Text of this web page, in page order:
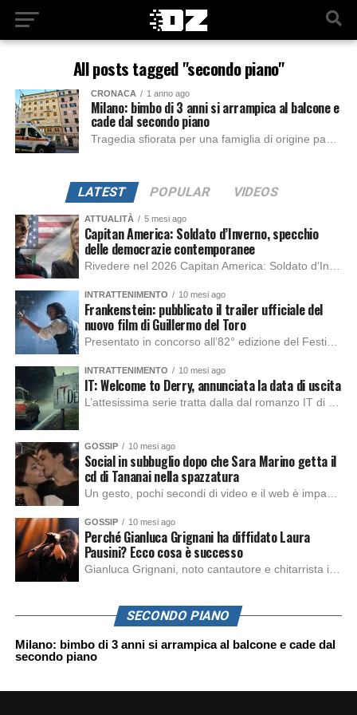
All posts tagged "secondo piano"
CRONACA 1 anno ago
Milano: bimbo di 3 anni si arrampica al balcone e
cade dal secondo piano
LATEST POPULAR VIDEOS
ATTUALITÀ 5 mesi ago
Capitan America: Soldato d’Inverno, specchio
delle democrazie contemporanee
INTRATTENIMENTO 10 mesi ago
Frankenstein: pubblicato il trailer ufficiale del
nuovo film di Guillermo del Toro
INTRATTENIMENTO 10 mesi ago
IT: Welcome to Derry, annunciata la data di uscita
GOSSIP 10 mesi ago
Social in subbuglio dopo che Sara Marino getta il
cd di Tananai nella spazzatura
GOSSIP 10 mesi ago
Perché Gianluca Grignani ha diffidato Laura
Pausini? Ecco cosa è successo
SECONDO PIANO
Milano: bimbo di 3 anni si arrampica al balcone e cade dal
secondo piano